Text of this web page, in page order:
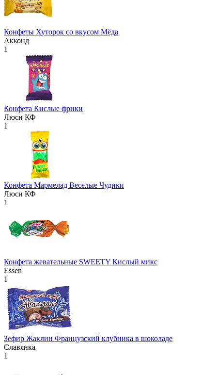
Конфеты Хуторок со вкусом Мёда
Акконд
1
Конфета Кислые фрики
Люси КФ
1
Конфета Мармелад Веселые Чудики
Люси КФ
1
Конфета жевательные SWEETY Кислый микс
Essen
1
Зефир Жаклин Французский клубника в шоколаде
Славянка
1